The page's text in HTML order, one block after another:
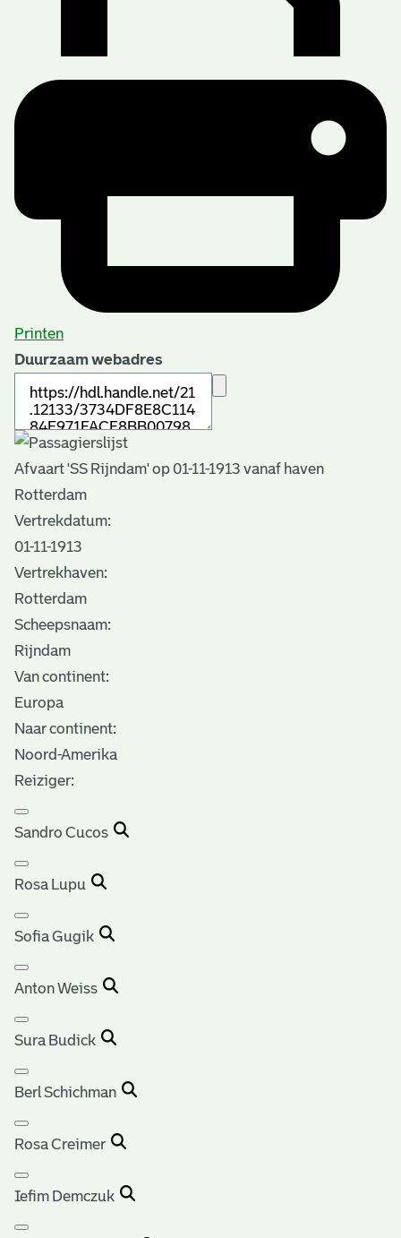
Printen
Duurzaam webadres
Afvaart 'SS Rijndam' op 01-11-1913 vanaf haven
Rotterdam
Vertrekdatum:
01-11-1913
Vertrekhaven:
Rotterdam
Scheepsnaam:
Rijndam
Van continent:
Europa
Naar continent:
Noord-Amerika
Reiziger:
Sandro Cucos
Rosa Lupu
Sofia Gugik
Anton Weiss
Sura Budick
Berl Schichman
Rosa Creimer
Iefim Demczuk